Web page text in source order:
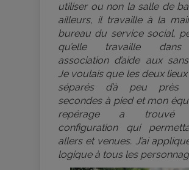
utiliser ou non la salle de
ailleurs, il travaille à la
bureau du service social,
qu’elle travaille
association d’aide aux
Je voulais que les deux
séparés d’à peu près
secondes à pied et mon
repérage a trouvé
configuration qui
allers et venues. J’ai
logique à tous les